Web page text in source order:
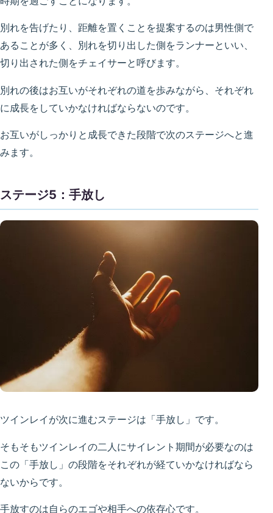
別れを告げたり、距離を置くことを提案するのは男性側で
あることが多く、別れを切り出した側をランナーといい、
切り出された側をチェイサーと呼びます。
別れの後はお互いがそれぞれの道を歩みながら、それぞれ
に成長をしていかなければならないのです。
お互いがしっかりと成長できた段階で次のステージへと進
みます。
ステージ5：手放し
ツインレイが次に進むステージは「手放し」です。
そもそもツインレイの二人にサイレント期間が必要なのは
この「手放し」の段階をそれぞれが経ていかなければなら
ないからです。
手放すのは自らのエゴや相手への依存心です。